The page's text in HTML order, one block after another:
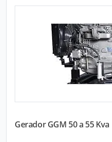
Gerador GGM 50 a 55 Kva